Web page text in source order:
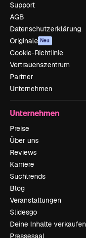
Support
AGB
Datenschutzerklärung
Originale Neu
Cookie-Richtlinie
Vertrauenszentrum
Partner
Unternehmen
Unternehmen
Preise
Über uns
Reviews
Karriere
Suchtrends
Blog
Veranstaltungen
Slidesgo
Deine Inhalte verkaufen
Pressesaal